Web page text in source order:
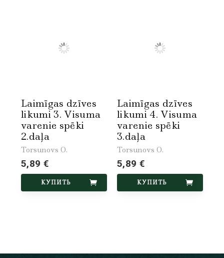
Laimīgas dzīves
likumi 3. Visuma
varenie spēki
2.daļa
Torsunovs O.
5,89 €
КУПИТЬ
Laimīgas dzīves
likumi 4. Visuma
varenie spēki
3.daļa
Torsunovs O.
5,89 €
КУПИТЬ